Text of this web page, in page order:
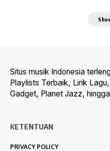
Situs musik Indonesia
Playlists Terbaik, Lirik
Gadget, Planet Jazz,
KETENTUAN
PRIVACY POLICY